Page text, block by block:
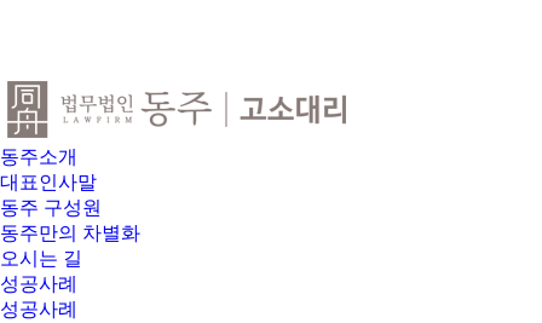
동주소개
대표인사말
동주 구성원
동주만의 차별화
오시는 길
성공사례
성공사례